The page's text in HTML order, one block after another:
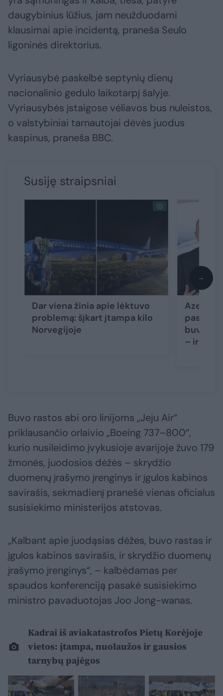
daugybinius lūžius, jam neužduodami
klausimai apie incidentą, praneša Seulo
ligoninės direktorius.
Vyriausybė paskelbė septynių dienų
nacionalinio gedulo laikotarpį šalyje.
Vyriausybės įstaigose vėliavos bus nuleistos,
o valstybiniai tarnautojai dėvės juodus
kaspinus, praneša BBC.
Susiję straipsniai
Dar viena žinia apie lėktuvo
problemą: šįkart įtampa kilo
Norvegijoje
buvo
– ir
→
Buvo rastos abi oro linijoms „Jeju Air“
priklausančio orlaivio „Boeing 737–800“,
kurio nusileidimo įvykusioje avarijoje žuvo 179
žmonės, juodosios dėžės – skrydžio
duomenų įrašymo įrenginys ir įgulos kabinos
savirašis, sekmadienį pranešė vienas oficialus
susisiekimo ministerijos atstovas.
„Kalbant apie juodąsias dėžes, buvo rastas ir
įgulos kabinos savirašis, ir skrydžio duomenų
įrašymo įrenginys“, – kalbėdamas per
spaudos konferenciją pasakė susisiekimo
ministro pavaduotojas Joo Jong-wanas.
Kadrai iš aviakatastrofos Pietų Korėjoje
vietos: įtampa, nuolaužos ir gausios
tarnybų pajėgos